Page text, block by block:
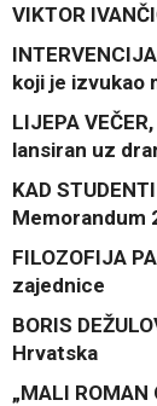
VIKTOR
koji je izvukao
LIJEPA
lansiran uz
KAD
Memorandum
FILOZOFIJA
zajednice
BORIS
Hrvatska
„MALI